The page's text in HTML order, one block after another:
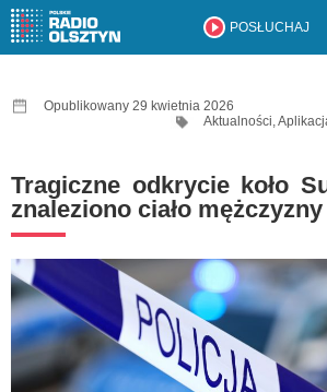
POSŁUCHAJ
Opublikowany 29 kwietnia 2026
Aktualności,
Tragiczne odkrycie koło
znaleziono ciało mężczyzny